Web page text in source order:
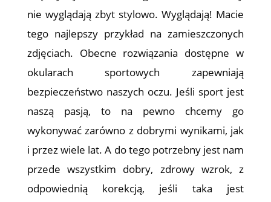
nie wyglądają zbyt stylowo. Wyglądają! Macie
tego najlepszy przykład na zamieszczonych
zdjęciach. Obecne rozwiązania dostępne w
okularach sportowych zapewniają
bezpieczeństwo naszych oczu. Jeśli sport jest
naszą pasją, to na pewno chcemy go
wykonywać zarówno z dobrymi wynikami, jak
i przez wiele lat. A do tego potrzebny jest nam
przede wszystkim dobry, zdrowy wzrok, z
odpowiednią korekcją, jeśli taka jest